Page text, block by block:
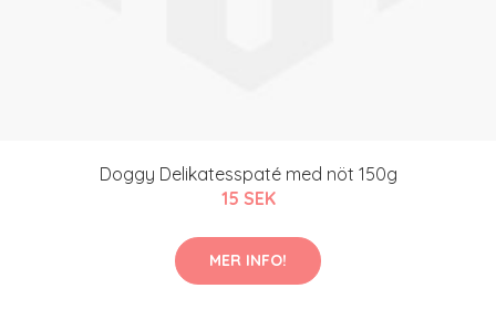
Doggy Delikatesspaté med nöt 150g
15 SEK
MER INFO!